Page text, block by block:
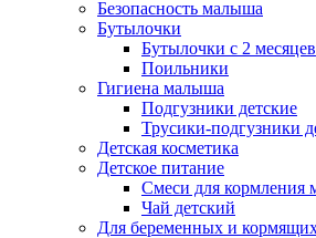
Безопасность малыша
Бутылочки
Бутылочки с 2 месяцев
Поильники
Гигиена малыша
Подгузники детские
Трусики-подгузники
Детская косметика
Детское питание
Смеси для кормления
Чай детский
Для беременных и